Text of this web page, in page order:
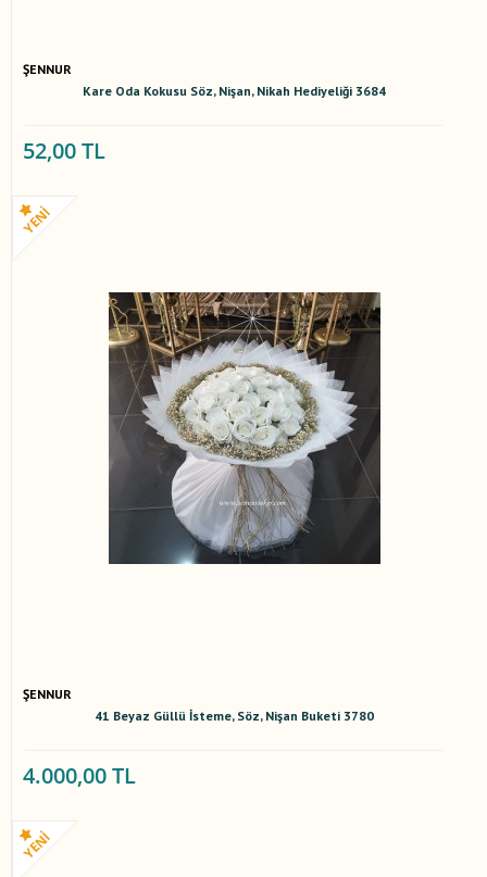
ŞENNUR
Kare Oda Kokusu Söz, Nişan, Nikah Hediyeliği 3684
52,00 TL
ŞENNUR
41 Beyaz Güllü İsteme, Söz, Nişan Buketi 3780
4.000,00 TL